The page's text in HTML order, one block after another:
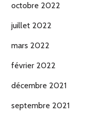
octobre 2022
juillet 2022
mars 2022
février 2022
décembre 2021
septembre 2021